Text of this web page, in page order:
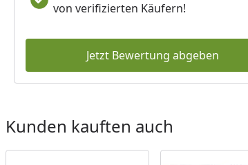
von verifizierten Käufern!
Jetzt Bewertung abgeben
Kunden kauften auch